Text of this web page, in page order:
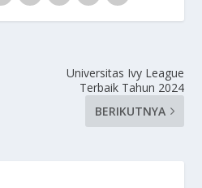
Universitas Ivy League
Terbaik Tahun 2024
BERIKUTNYA